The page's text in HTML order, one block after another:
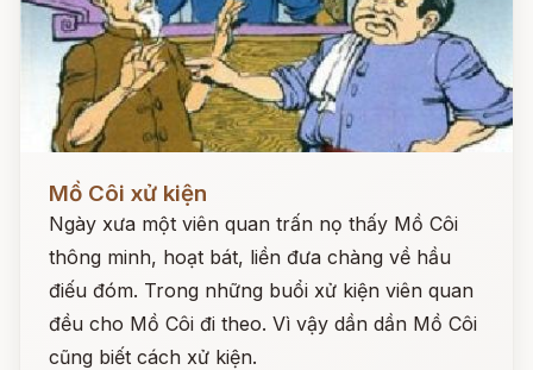
Đọc ngay
Mồ Côi xử kiện
Ngày xưa một viên quan trấn nọ thấy Mồ Côi
thông minh, hoạt bát, liền đưa chàng về hầu
điếu đóm. Trong những buổi xử kiện viên quan
đều cho Mồ Côi đi theo. Vì vậy dần dần Mồ Côi
cũng biết cách xử kiện.